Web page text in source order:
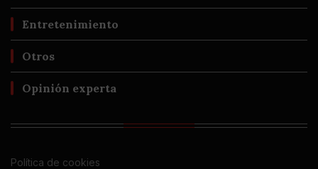
Entretenimiento
Otros
Opinión experta
Política de cookies